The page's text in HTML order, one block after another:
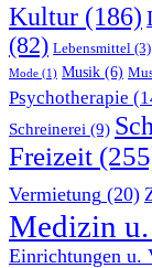
Kultur (186)
(82) Lebensmittel (3)
Mode (1) Musik (6)
Psychotherapie
Schreinerei (9)
Freizeit
Vermietung (20)
Medizin
Einrichtungen u.